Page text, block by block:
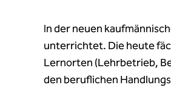
In der neuen
unterrichtet. Die heute
Lernorten (Lehrbetrieb,
den beruflichen